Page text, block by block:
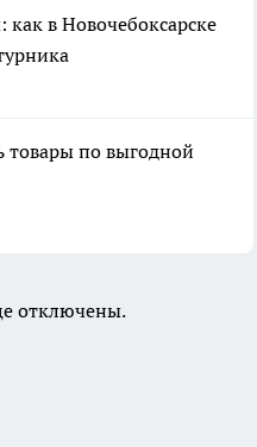
в Новочебоксарске
товары по выгодной
отключены.